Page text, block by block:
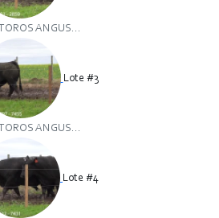
TOROS ANGUS...
Lote #3
TOROS ANGUS...
Lote #4